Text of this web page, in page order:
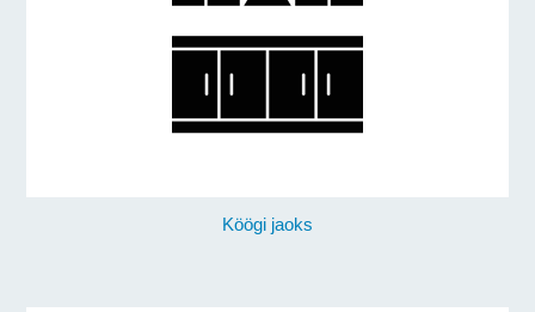
Köögi jaoks